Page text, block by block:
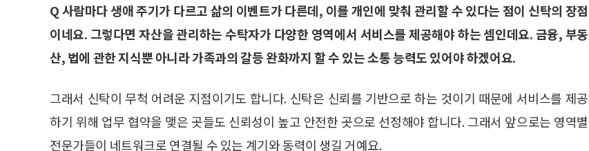
Q 사람마다 생애 주기가 다르고 삶의 이벤트가 다른데, 이를 개인에 맞춰 관리할 수 있다는 점이 신탁의 장점
이네요. 그렇다면 자산을 관리하는 수탁자가 다양한 영역에서 서비스를 제공해야 하는 셈인데요. 금융, 부동
산, 법에 관한 지식뿐 아니라 가족과의 갈등 완화까지 할 수 있는 소통 능력도 있어야 하겠어요.
그래서 신탁이 무척 어려운 지점이기도 합니다. 신탁은 신뢰를 기반으로 하는 것이기 때문에 서비스를 제공
하기 위해 업무 협약을 맺은 곳들도 신뢰성이 높고 안전한 곳으로 선정해야 합니다. 그래서 앞으로는 영역별
전문가들이 네트워크로 연결될 수 있는 계기와 동력이 생길 거예요.